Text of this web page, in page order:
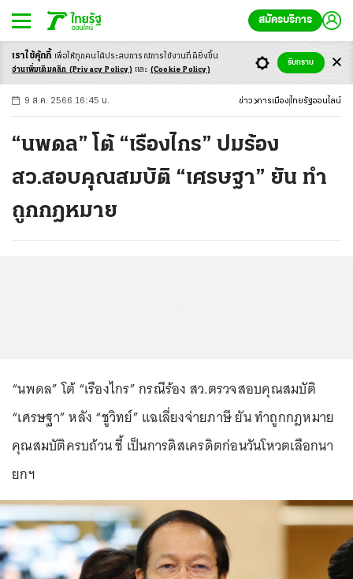
สมัครบริการ
-ก ก ก+
9 ส.ค. 2566 16:45 น. ข่าว การเมือง ไทยรัฐออนไลน์
“นพดล” โต้ “เรืองไกร” ปมร้อง
สว.สอบคุณสมบัติ “เศรษฐา” ยัน ทำ
ถูกกฎหมาย
“นพดล” โต้ “เรืองไกร” กรณีร้อง สว.ตรวจสอบคุณสมบัติ
“เศรษฐา” หลัง “ชูวิทย์” แฉเลี่ยงจ่ายภาษี ยัน ทำถูกกฎหมาย
คุณสมบัติครบถ้วน ชี้ เป็นการดิสเครดิตก่อนวันโหวตเลือกนา
ยกฯ
เราใช้คุ้กกี้ เพื่อให้ทุกคนได้ประสบการณ์การใช้งานที่ดียิ่งขึ้น
อ่านเพิ่มเติมคลิก (Privacy Policy) และ (Cookie Policy)
รับทราบ